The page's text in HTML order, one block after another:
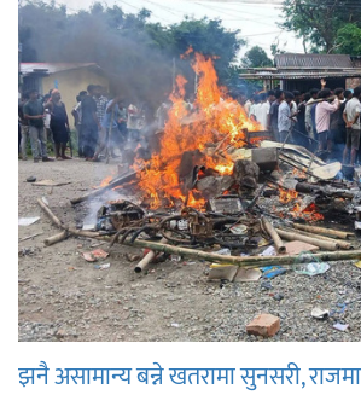
झनै असामान्य बन्ने खतरामा सुनसरी,